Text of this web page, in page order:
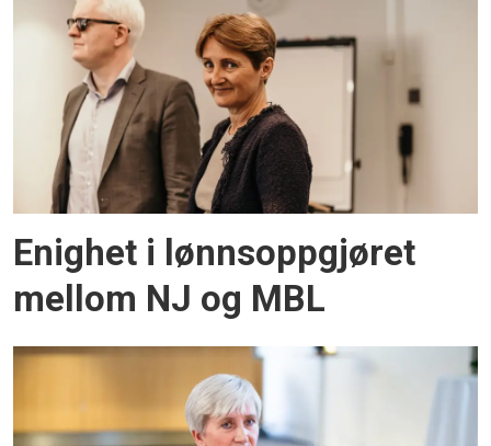
Enighet i lønnsoppgjøret
mellom NJ og MBL